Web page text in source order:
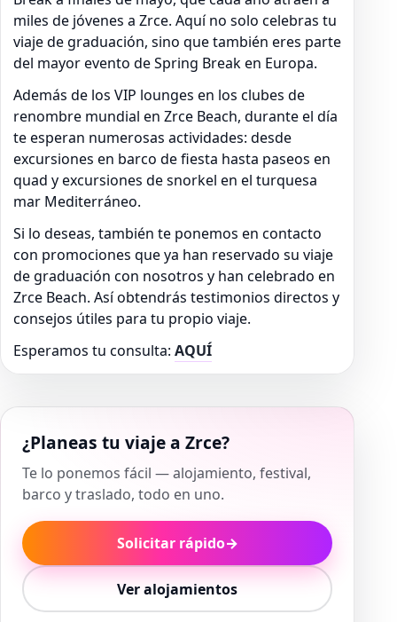
miles de jóvenes a Zrce. Aquí no solo celebras tu
viaje de graduación, sino que también eres parte
del mayor evento de Spring Break en Europa.
Además de los VIP lounges en los clubes de
renombre mundial en Zrce Beach, durante el día
te esperan numerosas actividades: desde
excursiones en barco de fiesta hasta paseos en
quad y excursiones de snorkel en el turquesa
mar Mediterráneo.
Si lo deseas, también te ponemos en contacto
con promociones que ya han reservado su viaje
de graduación con nosotros y han celebrado en
Zrce Beach. Así obtendrás testimonios directos y
consejos útiles para tu propio viaje.
Esperamos tu consulta: AQUÍ
¿Planeas tu viaje a Zrce?
Te lo ponemos fácil — alojamiento, festival,
barco y traslado, todo en uno.
Solicitar rápido→
Ver alojamientos